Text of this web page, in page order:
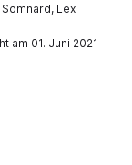
Lex
am 01. Juni 2021